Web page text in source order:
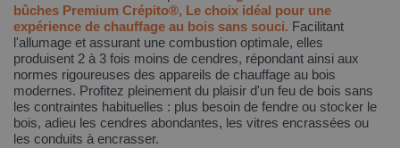
bûches Premium Crépito®, Le choix idéal pour une
expérience de chauffage au bois sans souci. Facilitant
l'allumage et assurant une combustion optimale, elles
produisent 2 à 3 fois moins de cendres, répondant ainsi aux
normes rigoureuses des appareils de chauffage au bois
modernes. Profitez pleinement du plaisir d'un feu de bois sans
les contraintes habituelles : plus besoin de fendre ou stocker le
bois, adieu les cendres abondantes, les vitres encrassées ou
les conduits à encrasser.